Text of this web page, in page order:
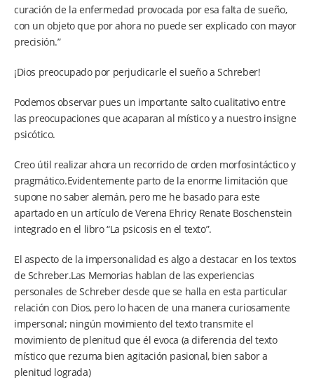
curación de la enfermedad provocada por esa falta de sueño,
con un objeto que por ahora no puede ser explicado con mayor
precisión.”
¡Dios preocupado por perjudicarle el sueño a Schreber!
Podemos observar pues un importante salto cualitativo entre
las preocupaciones que acaparan al místico y a nuestro insigne
psicótico.
Creo útil realizar ahora un recorrido de orden morfosintáctico y
pragmático.Evidentemente parto de la enorme limitación que
supone no saber alemán, pero me he basado para este
apartado en un artículo de Verena Ehricy Renate Boschenstein
integrado en el libro “La psicosis en el texto”.
El aspecto de la impersonalidad es algo a destacar en los textos
de Schreber.Las Memorias hablan de las experiencias
personales de Schreber desde que se halla en esta particular
relación con Dios, pero lo hacen de una manera curiosamente
impersonal; ningún movimiento del texto transmite el
movimiento de plenitud que él evoca (a diferencia del texto
místico que rezuma bien agitación pasional, bien sabor a
plenitud lograda)